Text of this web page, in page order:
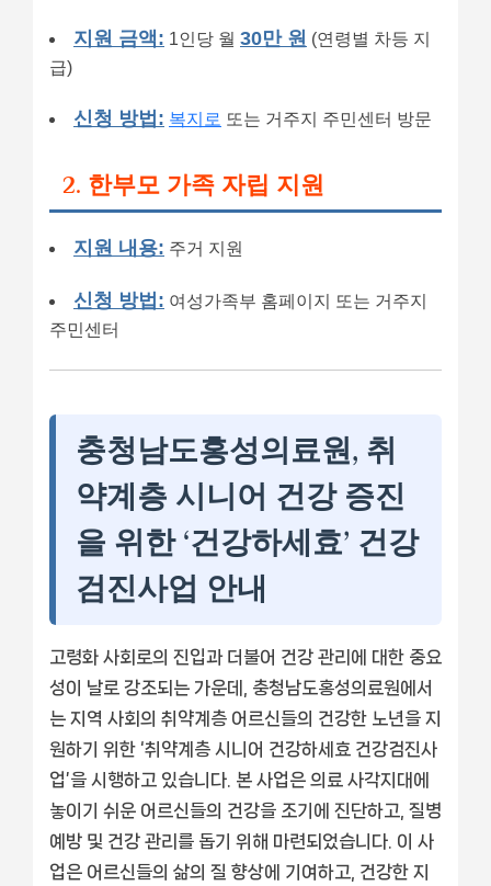
지원 금액: 1인당 월 30만 원 (연령별 차등 지
급)
신청 방법: 복지로 또는 거주지 주민센터 방문
2. 한부모 가족 자립 지원
지원 내용: 주거 지원
신청 방법: 여성가족부 홈페이지 또는 거주지
주민센터
충청남도홍성의료원, 취
약계층 시니어 건강 증진
을 위한 ‘건강하세효’ 건강
검진사업 안내
고령화 사회로의 진입과 더불어 건강 관리에 대한 중요
성이 날로 강조되는 가운데, 충청남도홍성의료원에서
는 지역 사회의 취약계층 어르신들의 건강한 노년을 지
원하기 위한 ‘취약계층 시니어 건강하세효 건강검진사
업’을 시행하고 있습니다. 본 사업은 의료 사각지대에
놓이기 쉬운 어르신들의 건강을 조기에 진단하고, 질병
예방 및 건강 관리를 돕기 위해 마련되었습니다. 이 사
업은 어르신들의 삶의 질 향상에 기여하고, 건강한 지